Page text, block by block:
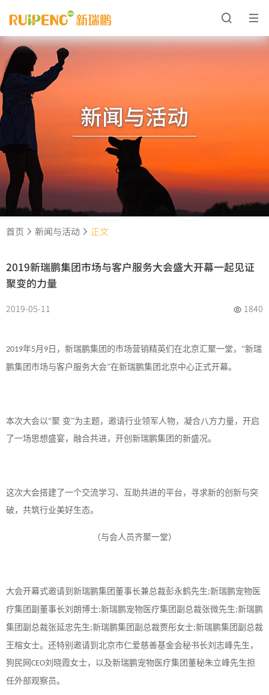
新闻与活动
首页 新闻与活动 正文
2019新瑞鹏集团市场与客户服务大会盛大开幕一起见证
聚变的力量
2019-05-11 1840
2019年5月 9 日，新瑞鹏集团的市场营销精英们在北京汇聚一堂，“新瑞
鹏集团市场与客户服务大会”在新瑞鹏集团北京中心正式开幕。
本次大会以“聚 变”为主题，邀请行业领军人物，凝合八方力量，开启
了一场思想盛宴，融合共进，开创新瑞鹏集团的新盛况。
这次大会搭建了一个交流学习、互助共进的平台，寻求新的创新与突
破，共筑行业美好生态。
（与会人员齐聚一堂）
大会开幕式邀请到新瑞鹏集团董事长兼总裁彭永鹤先生;新瑞鹏宠物医
疗集团副董事长刘朗博士;新瑞鹏宠物医疗集团副总裁张微先生;新瑞鹏
集团副总裁张延忠先生;新瑞鹏集团副总裁贾彤女士;新瑞鹏集团副总裁
王榕女士。还特别邀请到北京市仁爱慈善基金会秘书长刘志峰先生，
狗民网 CEO刘晓霞女士，以及新瑞鹏宠物医疗集团董秘朱立峰先生担
任外部观察员。